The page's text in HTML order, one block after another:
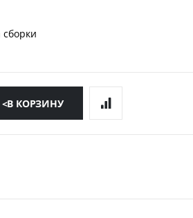
сборки
<В КОРЗИНУ